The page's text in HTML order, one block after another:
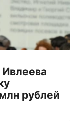
рублей